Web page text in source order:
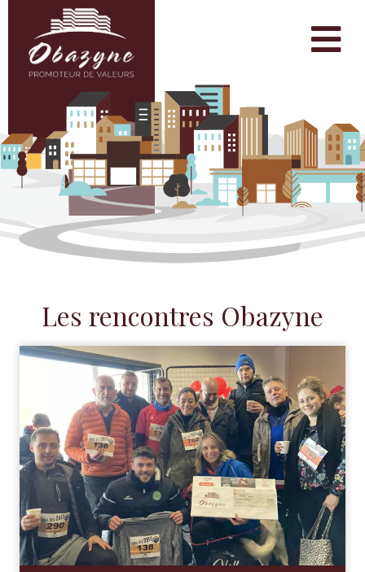
Les rencontres Obazyne